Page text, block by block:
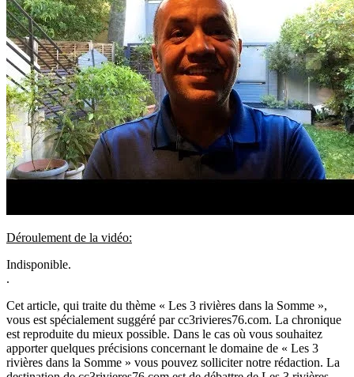
Déroulement de la vidéo:
Indisponible.
.
Cet article, qui traite du thème « Les 3 rivières dans la Somme »,
vous est spécialement suggéré par cc3rivieres76.com. La chronique
est reproduite du mieux possible. Dans le cas où vous souhaitez
apporter quelques précisions concernant le domaine de « Les 3
rivières dans la Somme » vous pouvez solliciter notre rédaction. La